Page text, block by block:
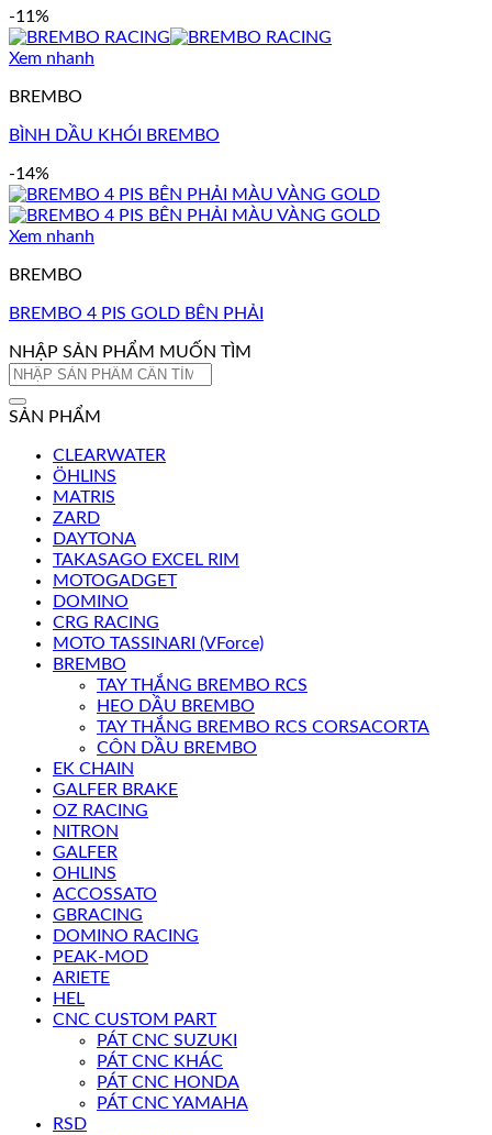
-11%
Xem nhanh
BREMBO
BÌNH DẦU KHÓI BREMBO
-14%
Xem nhanh
BREMBO
BREMBO 4 PIS GOLD BÊN PHẢI
NHẬP SẢN PHẨM MUỐN TÌM
Tìm
SẢN PHẨM
CLEARWATER
ÖHLINS
MATRIS
ZARD
DAYTONA
TAKASAGO EXCEL RIM
MOTOGADGET
DOMINO
CRG RACING
MOTO TASSINARI (VForce)
BREMBO
TAY THẮNG BREMBO RCS
HEO DẦU BREMBO
TAY THẮNG BREMBO RCS CORSACORTA
CÔN DẦU BREMBO
EK CHAIN
GALFER BRAKE
OZ RACING
NITRON
GALFER
OHLINS
ACCOSSATO
GBRACING
DOMINO RACING
PEAK-MOD
ARIETE
HEL
CNC CUSTOM PART
PÁT CNC SUZUKI
PÁT CNC KHÁC
PÁT CNC HONDA
PÁT CNC YAMAHA
RSD